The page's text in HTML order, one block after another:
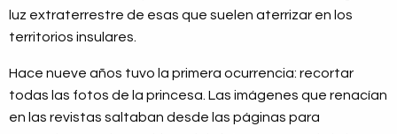
luz extraterrestre de esas que suelen aterrizar en los
territorios insulares.
Hace nueve años tuvo la primera ocurrencia: recortar
todas las fotos de la princesa. Las imágenes que renacían
en las revistas saltaban desde las páginas para